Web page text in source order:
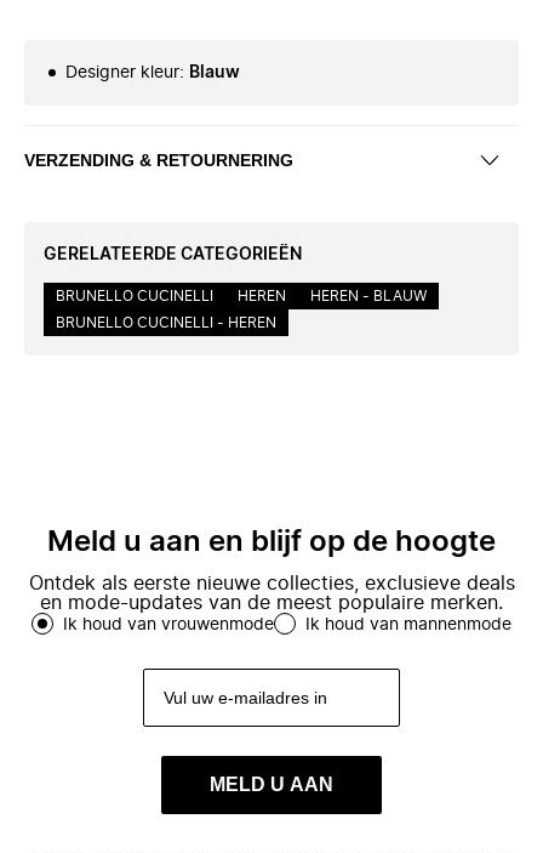
Designer kleur: Blauw
VERZENDING & RETOURNERING
GERELATEERDE CATEGORIEËN
BRUNELLO CUCINELLI HEREN
HEREN - BLAUW
BRUNELLO CUCINELLI - HEREN
Meld u aan en blijf op de hoogte
Ontdek als eerste nieuwe collecties, exclusieve deals
en mode-updates van de meest populaire merken.
Ik houd van vrouwenmode Ik houd van mannenmode
MELD U AAN